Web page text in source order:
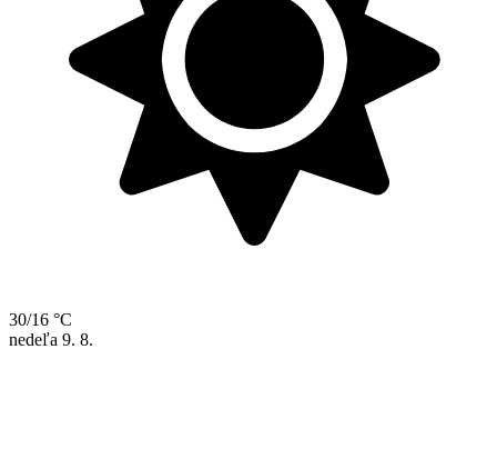
30/16 °C
nedeľa 9. 8.